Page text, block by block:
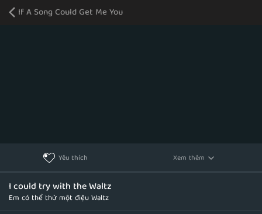
If A Song Could Get Me You
Yêu thích Xem thêm
I could try with the Waltz
Em có thể thử một điệu Waltz